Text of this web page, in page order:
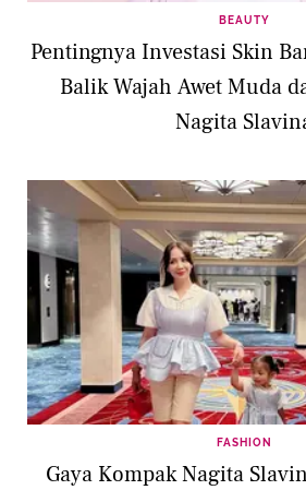
BEAUTY
Pentingnya Investasi Skin
Balik Wajah Awet Muda
Nagita
FASHION
Gaya Kompak Nagita